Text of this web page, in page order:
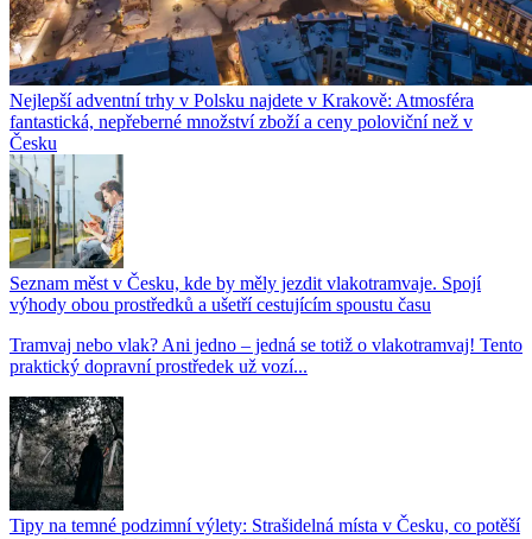
Nejlepší adventní trhy v Polsku najdete v Krakově: Atmosféra
fantastická, nepřeberné množství zboží a ceny poloviční než v
Česku
Seznam měst v Česku, kde by měly jezdit vlakotramvaje. Spojí
výhody obou prostředků a ušetří cestujícím spoustu času
Tramvaj nebo vlak? Ani jedno – jedná se totiž o vlakotramvaj! Tento
praktický dopravní prostředek už vozí...
Tipy na temné podzimní výlety: Strašidelná místa v Česku, co potěší